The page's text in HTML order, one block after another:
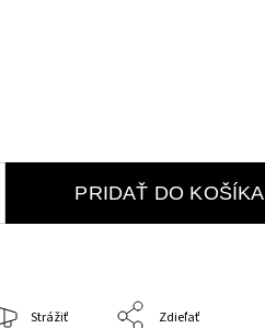
PRIDAŤ DO KOŠÍKA
Strážiť Zdieľať